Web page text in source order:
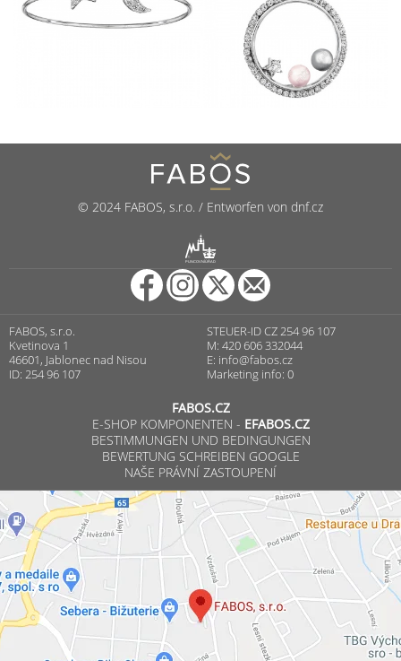
© 2024 FABOS, s.r.o. / Entworfen von dnf.cz
PUNCOVNÍ ÚŘAD
FABOS, s.r.o.
Kvetinova 1
46601, Jablonec nad Nisou
ID: 254 96 107
STEUER-ID CZ 254 96 107
M: 420 606 332044
E: info@fabos.cz
Marketing info: 0
FABOS.CZ
E-SHOP KOMPONENTEN - EFABOS.CZ
BESTIMMUNGEN UND BEDINGUNGEN
BEWERTUNG SCHREIBEN GOOGLE
NAŠE PRÁVNÍ ZASTOUPENÍ